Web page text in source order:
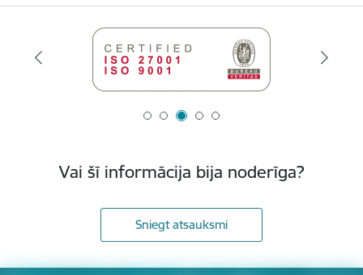
Vai šī informācija bija noderīga?
Sniegt atsauksmi